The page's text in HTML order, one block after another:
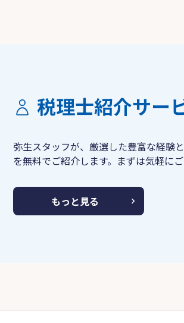
税理士紹介サー
弥生スタッフが、厳選した豊富な経験
を無料でご紹介します。まずは気軽に
もっと見る